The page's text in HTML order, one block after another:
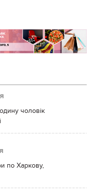
чоловік
по Харкову,